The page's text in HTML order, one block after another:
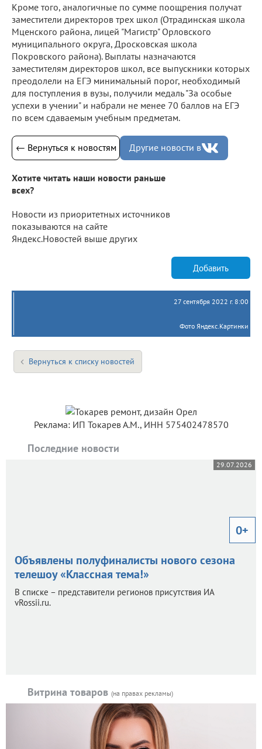
Кроме того, аналогичные по сумме поощрения получат
заместители директоров трех школ (Отрадинская школа
Мценского района, лицей "Магистр" Орловского
муниципального округа, Дросковская школа
Покровского района). Выплаты назначаются
заместителям директоров школ, все выпускники которых
преодолели на ЕГЭ минимальный порог, необходимый
для поступления в вузы, получили медаль "За особые
успехи в учении" и набрали не менее 70 баллов на ЕГЭ
по всем сдаваемым учебным предметам.
← Вернуться к новостям Другие новости в
Хотите читать наши новости раньше
всех?
Новости из приоритетных источников
показываются на сайте
Яндекс.Новостей выше других
Добавить
27 сентября 2022 г. 8:00
Фото Яндекс.Картинки
Вернуться к списку новостей
Реклама: ИП Токарев А.М., ИНН 575402478570
Последние новости
29.07.2026
0+
Объявлены полуфиналисты нового сезона
телешоу «Классная тема!»
В списке – представители регионов присутствия ИА
vRossii.ru.
Витрина товаров (на правах рекламы)